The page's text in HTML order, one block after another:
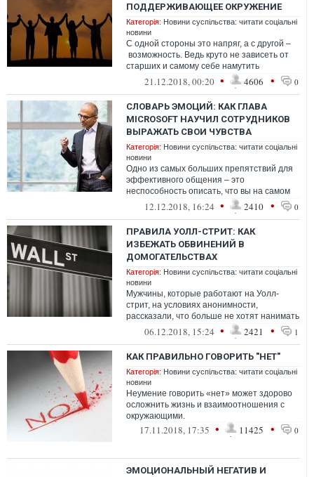
ПОДДЕРЖИВАЮЩЕЕ ОКРУЖЕНИЕ
Категорія: Новини суспільства: читати соціальні
новини
С одной стороны это напряг, а с другой –
возможность. Ведь круто не зависеть от
старших и самому себе намутить
вкусняшку, когда захочется
21.12.2018, 00:20 • 4606 • 0
СЛОВАРЬ ЭМОЦИЙ: КАК ГЛАВА
MICROSOFT НАУЧИЛ СОТРУДНИКОВ
ВЫРАЖАТЬ СВОИ ЧУВСТВА
Категорія: Новини суспільства: читати соціальні
новини
Одно из самых больших препятствий для
эффективного общения – это
неспособность описать, что вы на самом
деле чувствуете.
12.12.2018, 16:24 • 2410 • 0
ПРАВИЛА УОЛЛ-СТРИТ: КАК
ИЗБЕЖАТЬ ОБВИНЕНИЙ В
ДОМОГАТЕЛЬСТВАХ
Категорія: Новини суспільства: читати соціальні
новини
Мужчины, которые работают на Уолл-
стрит, на условиях анонимности,
рассказали, что больше не хотят нанимать
в свои компании женщин. Причина не в
06.12.2018, 15:24 • 2421 • 1
КАК ПРАВИЛЬНО ГОВОРИТЬ "НЕТ"
Категорія: Новини суспільства: читати соціальні
новини
Неумение говорить «нет» может здорово
осложнить жизнь и взаимоотношения с
окружающими.
17.11.2018, 17:35 • 11425 • 0
ЭМОЦИОНАЛЬНЫЙ НЕГАТИВ И